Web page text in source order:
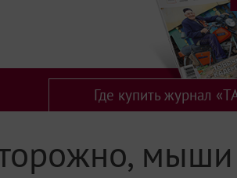
Где купить журнал